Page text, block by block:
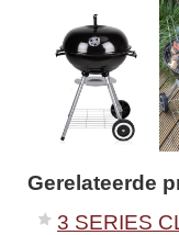
Gerelateerde
3 SERIES